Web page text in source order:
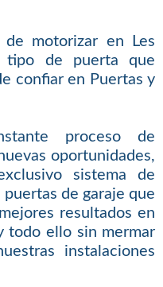
motorizar en Les
tipo de puerta que
confiar en Puertas y
proceso de
oportunidades,
sistema de
de garaje que
resultados en
todo ello sin mermar
instalaciones